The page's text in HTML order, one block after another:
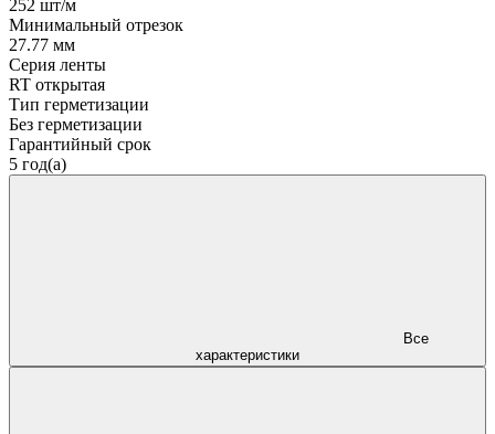
252 шт/м
Минимальный отрезок
27.77 мм
Серия ленты
RT открытая
Тип герметизации
Без герметизации
Гарантийный срок
5 год(а)
характеристики